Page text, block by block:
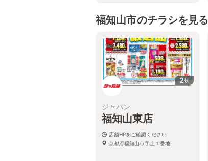
福知山市のチラシを見る
2枚
ジャパン
福知山東店
店舗HPをご確認ください
京都府福知山市字土１番地